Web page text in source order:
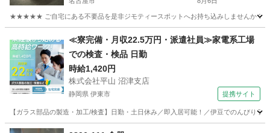
★★★★★ ご自宅にある不要品を是非ジモティースポットへお持ち込みしませんか？
食器 茶碗
≪寮完備・月収22.5万円・派遣社員≫家電系工場
での検査・検品 日勤
時給1,420円
株式会社平山 沼津支店
静岡県 伊東市 提携サイト
【ガラス部品の製造・加工/検査】日勤・土日休み／即入居可能！／伊豆でのんびり
静岡 伊東市